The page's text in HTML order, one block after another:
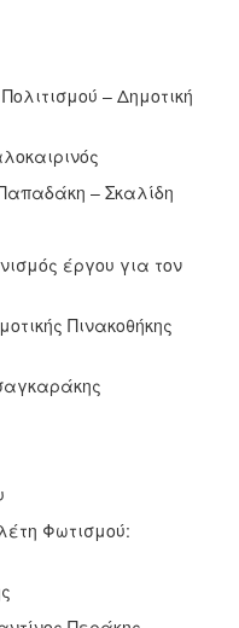
– Δημοτική
– Σκαλίδη
έργου για τον
Πινακοθήκης
Φωτισμού: